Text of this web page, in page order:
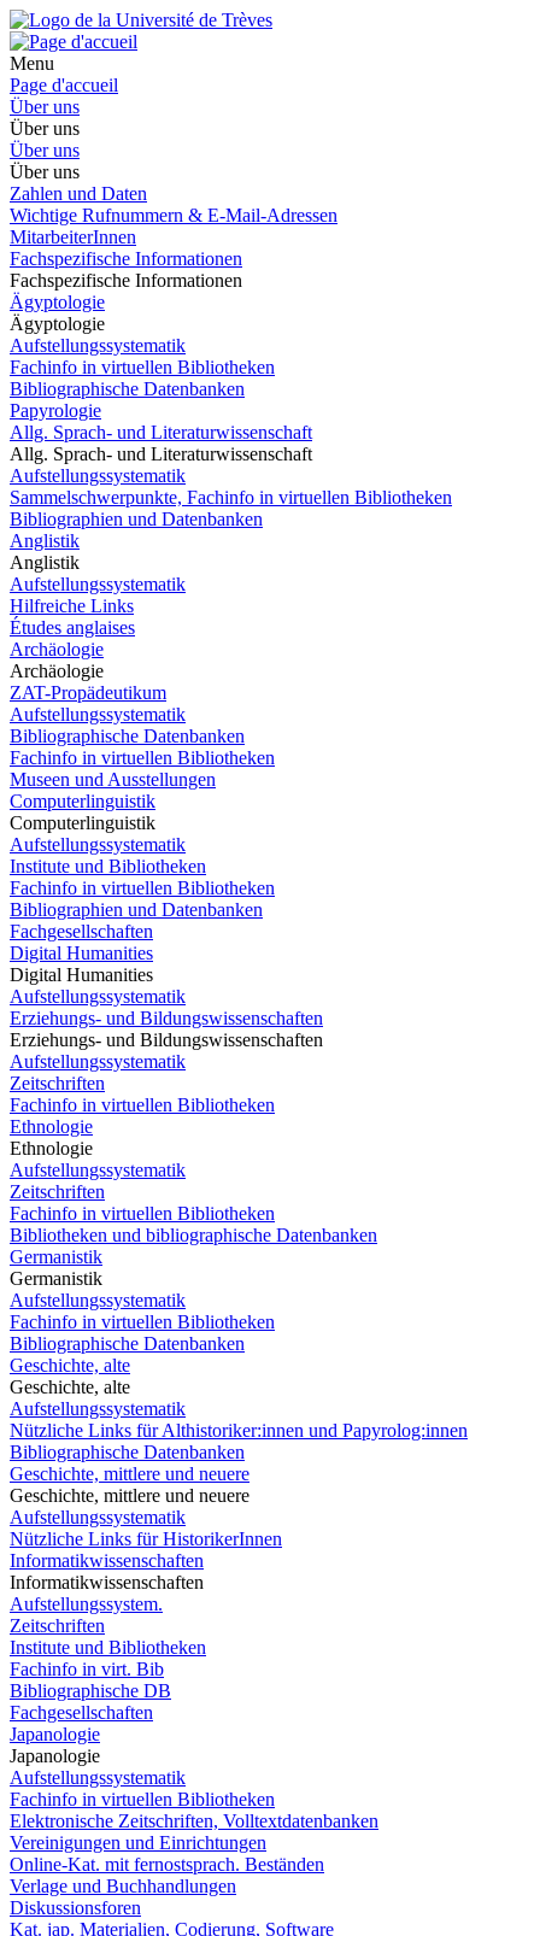
Menu
Page d'accueil
Über uns
Über uns
Über uns
Über uns
Zahlen und Daten
Wichtige Rufnummern & E-Mail-Adressen
MitarbeiterInnen
Fachspezifische Informationen
Fachspezifische Informationen
Ägyptologie
Ägyptologie
Aufstellungssystematik
Fachinfo in virtuellen Bibliotheken
Bibliographische Datenbanken
Papyrologie
Allg. Sprach- und Literaturwissenschaft
Allg. Sprach- und Literaturwissenschaft
Aufstellungssystematik
Sammelschwerpunkte, Fachinfo in virtuellen Bibliotheken
Bibliographien und Datenbanken
Anglistik
Anglistik
Aufstellungssystematik
Hilfreiche Links
Études anglaises
Archäologie
Archäologie
ZAT-Propädeutikum
Aufstellungssystematik
Bibliographische Datenbanken
Fachinfo in virtuellen Bibliotheken
Museen und Ausstellungen
Computerlinguistik
Computerlinguistik
Aufstellungssystematik
Institute und Bibliotheken
Fachinfo in virtuellen Bibliotheken
Bibliographien und Datenbanken
Fachgesellschaften
Digital Humanities
Digital Humanities
Aufstellungssystematik
Erziehungs- und Bildungswissenschaften
Erziehungs- und Bildungswissenschaften
Aufstellungssystematik
Zeitschriften
Fachinfo in virtuellen Bibliotheken
Ethnologie
Ethnologie
Aufstellungssystematik
Zeitschriften
Fachinfo in virtuellen Bibliotheken
Bibliotheken und bibliographische Datenbanken
Germanistik
Germanistik
Aufstellungssystematik
Fachinfo in virtuellen Bibliotheken
Bibliographische Datenbanken
Geschichte, alte
Geschichte, alte
Aufstellungssystematik
Nützliche Links für Althistoriker:innen und Papyrolog:innen
Bibliographische Datenbanken
Geschichte, mittlere und neuere
Geschichte, mittlere und neuere
Aufstellungssystematik
Nützliche Links für HistorikerInnen
Informatikwissenschaften
Informatikwissenschaften
Aufstellungssystem.
Zeitschriften
Institute und Bibliotheken
Fachinfo in virt. Bib
Bibliographische DB
Fachgesellschaften
Japanologie
Japanologie
Aufstellungssystematik
Fachinfo in virtuellen Bibliotheken
Elektronische Zeitschriften, Volltextdatenbanken
Vereinigungen und Einrichtungen
Online-Kat. mit fernostsprach. Beständen
Verlage und Buchhandlungen
Diskussionsforen
Kat. jap. Materialien, Codierung, Software